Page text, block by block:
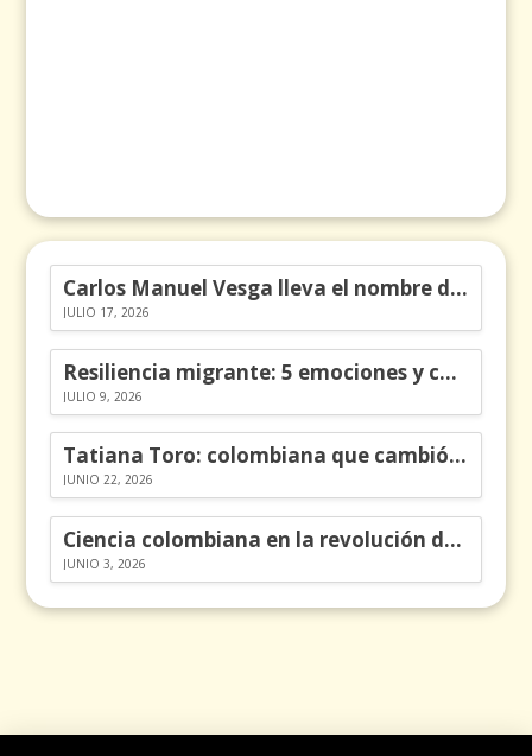
Carlos Manuel Vesga lleva el nombre de Colombia a los Emmy
JULIO 17, 2026
Resiliencia migrante: 5 emociones y cómo gestionarlas
JULIO 9, 2026
Tatiana Toro: colombiana que cambió la historia de las matemáticas
JUNIO 22, 2026
Ciencia colombiana en la revolución de los órganos en chips
JUNIO 3, 2026